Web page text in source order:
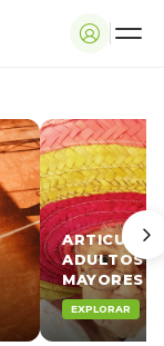
ARTICULOS
ADULTOS
MAYORES
EXPLORAR